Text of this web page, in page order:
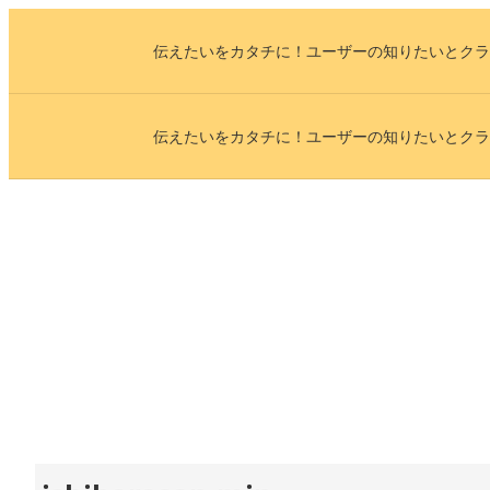
ッ
伝えたいをカタチに！ユーザーの知りたいとク
伝えたいをカタチに！ユーザーの知りたいとク